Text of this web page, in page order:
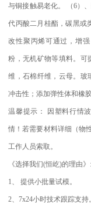
与铜接触易老化。 （6）
代丙酸二月桂酯，碳黑或
改性聚丙烯可通过，增
粉，无机矿物等填料。可
维，石棉纤维，云母。玻
冲击性；添加弹性体和橡
温馨提示： 因塑料行情
情！若需要材料详细（物性
工作人员索取。
《选择我们(恒屹)的理由》 :
1、提供小批量试模。
2、7x24小时技术跟踪支持